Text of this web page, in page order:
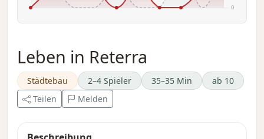
Leben in Reterra
Städtebau 2–4 Spieler 35–35 Min
ab 10
Teilen
Melden